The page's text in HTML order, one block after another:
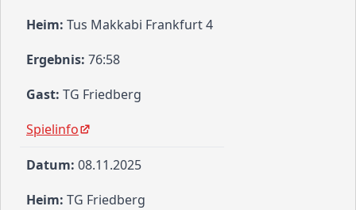
Tus Makkabi Frankfurt 4
76:58
TG Friedberg
Spielinfo
08.11.2025
TG Friedberg